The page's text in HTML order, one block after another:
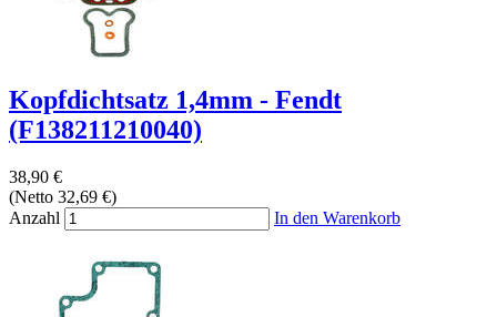
Kopfdichtsatz 1,4mm - Fendt
(F138211210040)
38,90 €
(Netto 32,69 €)
Anzahl
In den Warenkorb